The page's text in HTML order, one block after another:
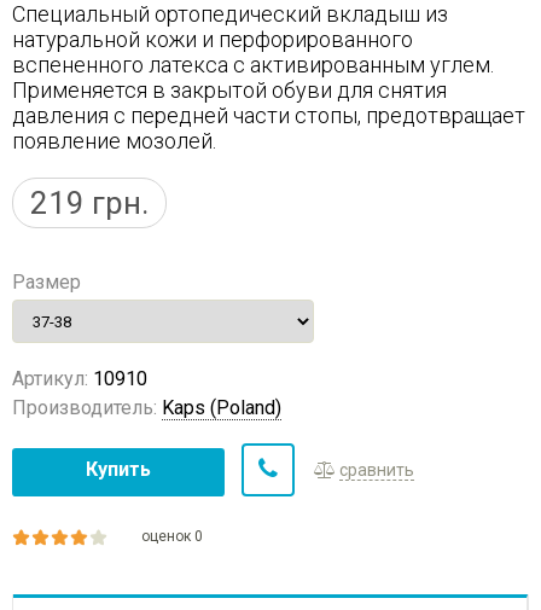
Специальный ортопедический вкладыш из
натуральной кожи и перфорированного
вспененного латекса с активированным углем.
Применяется в закрытой обуви для снятия
давления с передней части стопы, предотвращает
появление мозолей.
219 грн.
Размер
Артикул: 10910
Производитель: Kaps (Poland)
Купить сравнить
оценок 0